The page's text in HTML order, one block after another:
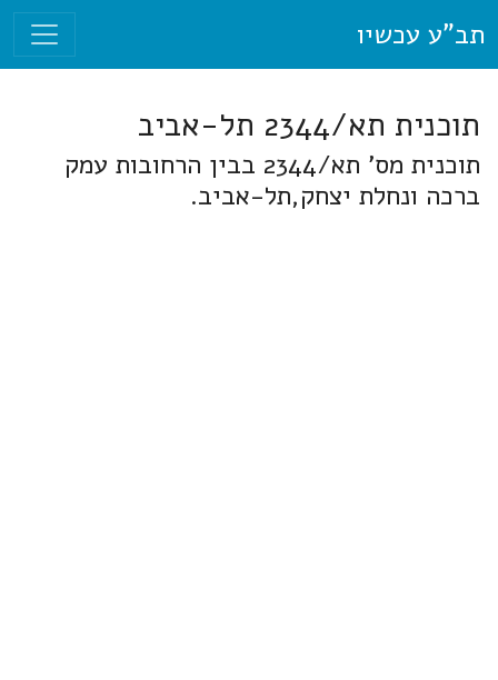
תב"ע עכשיו
תוכנית תא/2344 תל-אביב
תוכנית מס' תא/2344 בבין הרחובות עמק
ברכה ונחלת יצחק,תל-אביב.